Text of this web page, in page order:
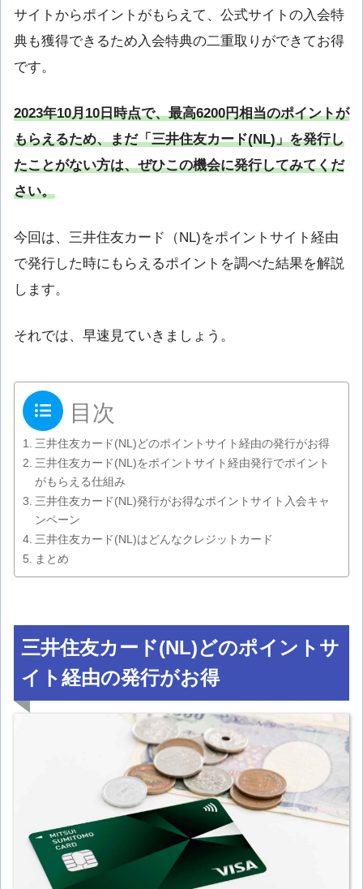
サイトからポイントがもらえて、公式サイトの入会特
典も獲得できるため入会特典の二重取りができてお得
です。
2023年10月10日時点で、最高6200円相当のポイントが
もらえるため、まだ「三井住友カード(NL)」を発行し
たことがない方は、ぜひこの機会に発行してみてくだ
さい。
今回は、三井住友カード（NL)をポイントサイト経由
で発行した時にもらえるポイントを調べた結果を解説
します。
それでは、早速見ていきましょう。
目次
三井住友カード(NL)どのポイントサイト経由の発行がお得
三井住友カード(NL)をポイントサイト経由発行でポイント
がもらえる仕組み
三井住友カード(NL)発行がお得なポイントサイト入会キャ
ンペーン
三井住友カード(NL)はどんなクレジットカード
まとめ
三井住友カード(NL)どのポイントサ
イト経由の発行がお得